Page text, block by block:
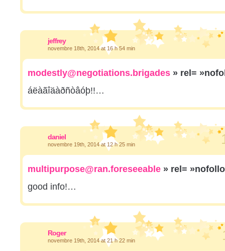
jeffrey
novembre 18th, 2014 at 16 h 54 min
modestly@negotiations.brigades » rel=
áëàãîäàðñòâóþ!!…
daniel
novembre 19th, 2014 at 12 h 25 min
multipurpose@ran.foreseeable » rel=
good info!…
Roger
novembre 19th, 2014 at 21 h 22 min